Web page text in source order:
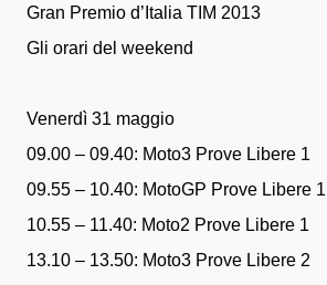
Gran Premio d’Italia TIM 2013
Gli orari del weekend
Venerdì 31 maggio
09.00 – 09.40: Moto3 Prove Libere 1
09.55 – 10.40: MotoGP Prove Libere 1
10.55 – 11.40: Moto2 Prove Libere 1
13.10 – 13.50: Moto3 Prove Libere 2